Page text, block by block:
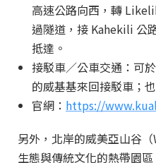
高速公路向西，轉
過隧道，接 Kahekili 公
抵達。
接駁車／公車交通：可
的威基基來回接駁車；
官網： https://
另外，北岸的威美亞山谷
生態與傳統文化的熱帶園